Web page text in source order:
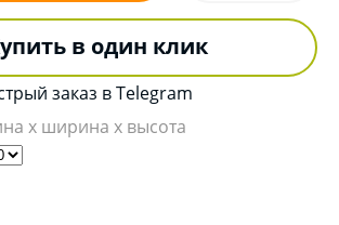
в один клик
заказ в Telegram
x ширина x высота